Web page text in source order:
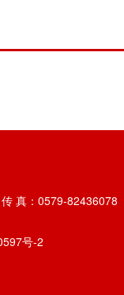
真：0579-82436078
号-2